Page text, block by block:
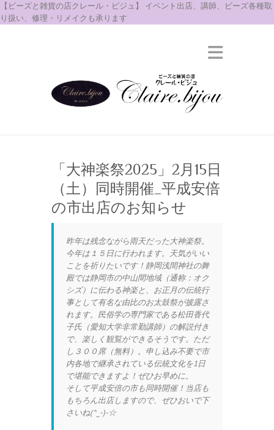
【ビーズと雑貨の店クレール・ビジュ】 イベント出店、講師、ビーズ各種取
り扱い、修理・リメイクも承ります
「大神楽祭2025」2月15日
（土）同時開催_平成安倍
の市出店のお知らせ
昨年は残念ながら雨天だった大神楽祭。
今年は１５日に行われます。天気がいい
ことを祈りたいです！静岡浅間神社の舞
殿では静岡市の中山間地域（通称：オク
シズ）に伝わる神楽と、お正月の伝統行
事として有名な由比のお太鼓祭が披露さ
れます。民俗学の専門家である松田香代
子氏（愛知大学非常勤講師）の解説付き
で、楽しく観覧ができるそうです。ただ
し３００席（無料）。申し込み不要で市
内各地で継承されている伝統文化を1日
で堪能できますよ！ぜひお早めに。
そして平成安倍の市も同時開催！当店も
もちろん出店しますので、ぜひおいで下
さいね(^_-)-☆